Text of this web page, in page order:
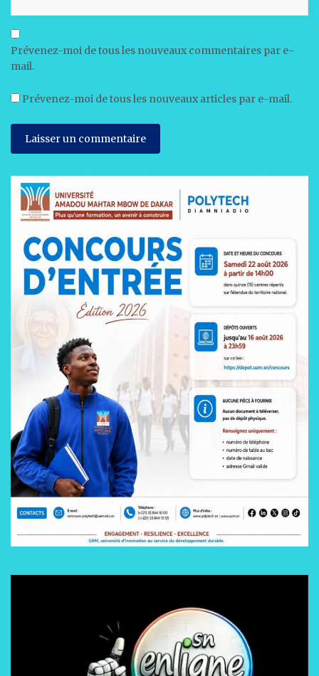
Prévenez-moi de tous les nouveaux commentaires par e-
mail.
Prévenez-moi de tous les nouveaux articles par e-mail.